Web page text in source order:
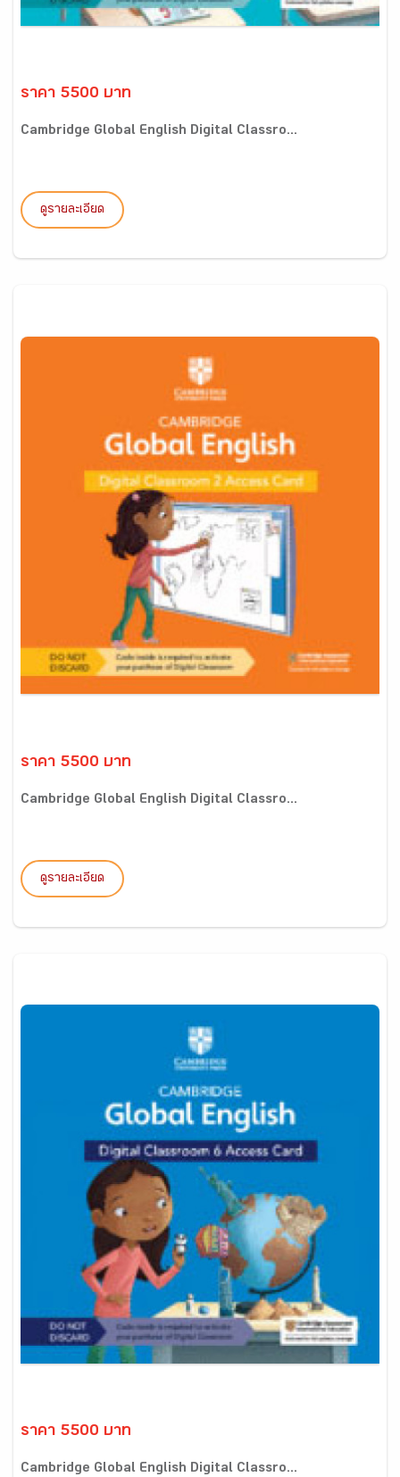
ราคา 5500 บาท
Cambridge Global English Digital Classro...
ดูรายละเอียด
ราคา 5500 บาท
Cambridge Global English Digital Classro...
ดูรายละเอียด
ราคา 5500 บาท
Cambridge Global English Digital Classro...